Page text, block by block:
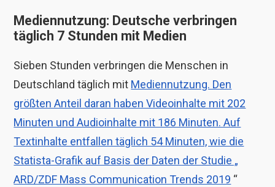
Mediennutzung: Deutsche verbringen
täglich 7 Stunden mit Medien
Sieben Stunden verbringen die Menschen in
Deutschland täglich mit Mediennutzung. Den
größten Anteil daran haben Videoinhalte mit 202
Minuten und Audioinhalte mit 186 Minuten. Auf
Textinhalte entfallen täglich 54 Minuten, wie die
Statista-Grafik auf Basis der Daten der Studie „
ARD/ZDF Mass Communication Trends 2019 “